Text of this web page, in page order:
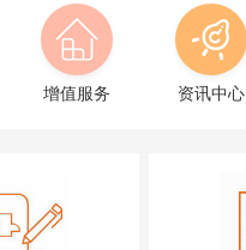
增值服务 资讯中心